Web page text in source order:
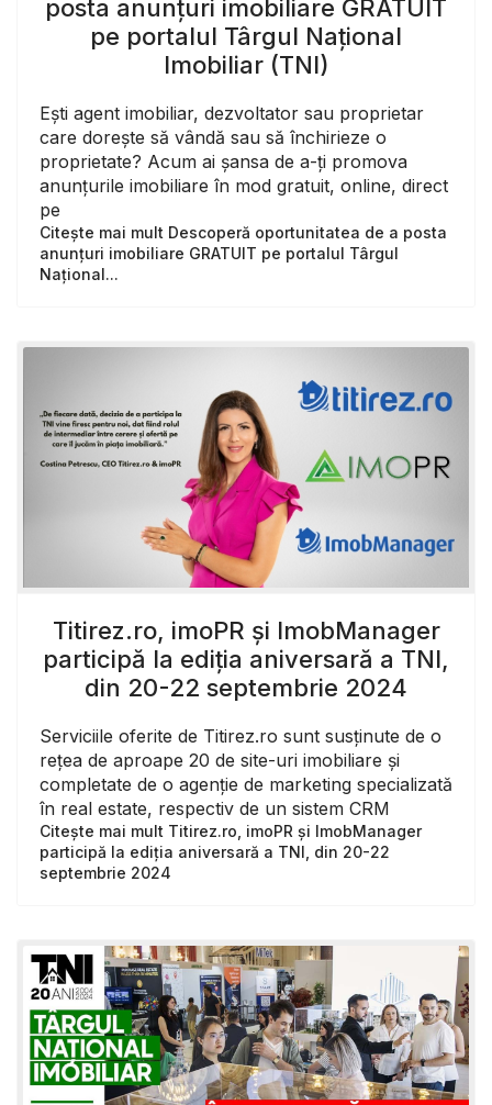
posta anunțuri imobiliare GRATUIT
pe portalul Târgul Național
Imobiliar (TNI)
Ești agent imobiliar, dezvoltator sau proprietar
care dorește să vândă sau să închirieze o
proprietate? Acum ai șansa de a-ți promova
anunțurile imobiliare în mod gratuit, online, direct
pe
Citește mai mult Descoperă oportunitatea de a posta
anunțuri imobiliare GRATUIT pe portalul Târgul
Național...
Titirez.ro, imoPR și ImobManager
participă la ediția aniversară a TNI,
din 20-22 septembrie 2024
Serviciile oferite de Titirez.ro sunt susținute de o
rețea de aproape 20 de site-uri imobiliare și
completate de o agenție de marketing specializată
în real estate, respectiv de un sistem CRM
Citește mai mult Titirez.ro, imoPR și ImobManager
participă la ediția aniversară a TNI, din 20-22
septembrie 2024